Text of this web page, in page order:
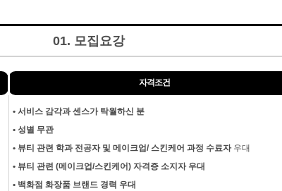
01. 모집요강
자격조건
• 서비스 감각과 센스가 탁월하신 분
• 성별 무관
• 뷰티 관련 학과 전공자 및 메이크업/ 스킨케어 과정 수료자 우대
• 뷰티 관련 (메이크업/스킨케어) 자격증 소지자 우대
• 백화점 화장품 브랜드 경력 우대